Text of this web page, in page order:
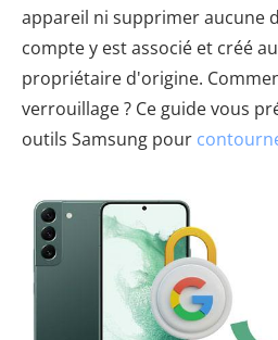
appareil ni supprimer aucune
compte y est associé et créé
propriétaire d'origine.
verrouillage ? Ce guide vous
outils Samsung pour